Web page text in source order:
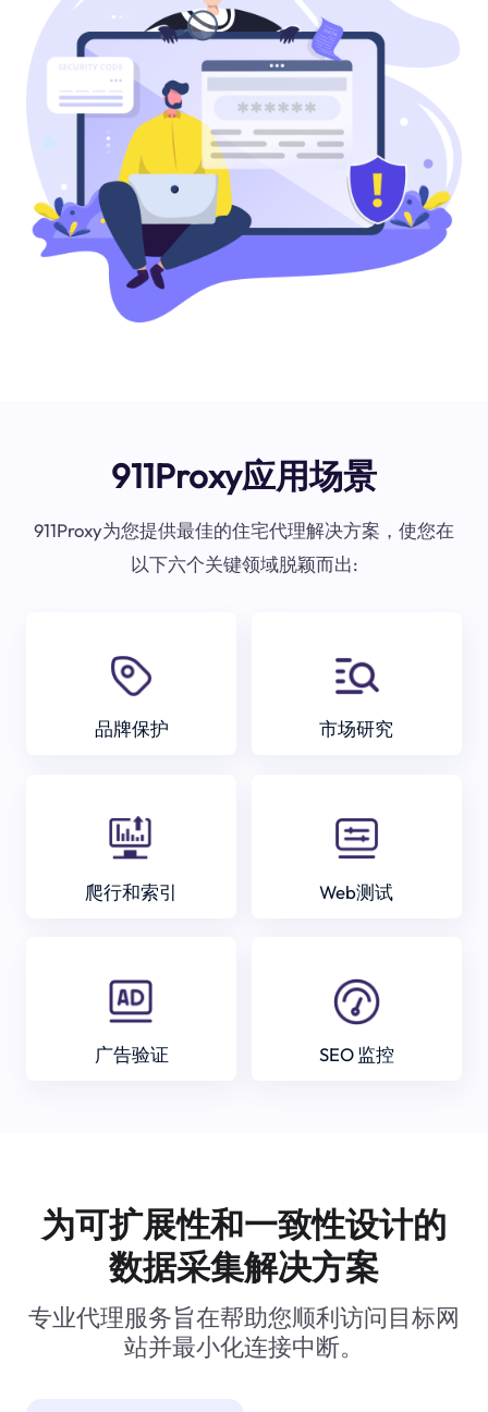
911Proxy应用场景
911Proxy为您提供最佳的住宅代理解决方案，使您在
以下六个关键领域脱颖而出:
品牌保护 市场研究
爬行和索引 Web测试
广告验证 SEO 监控
为可扩展性和一致性设计的
数据采集解决方案
专业代理服务旨在帮助您顺利访问目标网
站并最小化连接中断。